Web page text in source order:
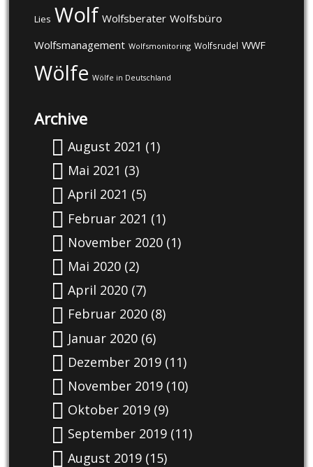
Lies Wolf Wolfsberater Wolfsbüro
Wolfsmanagement Wolfsmonitoring Wolfsrudel WWF
Wölfe Wölfe in Deutschland
Archive
August 2021 (1)
Mai 2021 (3)
April 2021 (5)
Februar 2021 (1)
November 2020(1)
Mai 2020(2)
April 2020(7)
Februar 2020(8)
Januar 2020(6)
Dezember 2019(11)
November 2019(10)
Oktober 2019(9)
September 2019(11)
August 2019(15)